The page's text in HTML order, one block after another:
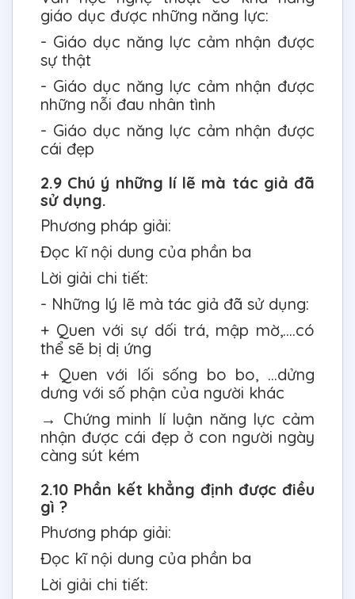
giáo dục được những năng lực:
- Giáo dục năng lực cảm nhận được
sự thật
- Giáo dục năng lực cảm nhận được
những nỗi đau nhân tình
- Giáo dục năng lực cảm nhận được
cái đẹp
2.9 Chú ý những lí lẽ mà tác giả đã
sử dụng.
Phương pháp giải:
Đọc kĩ nội dung của phần ba
Lời giải chi tiết:
- Những lý lẽ mà tác giả đã sử dụng:
+ Quen với sự dối trá, mập mờ,….có
thể sẽ bị dị ứng
+ Quen với lối sống bo bo, …dửng
dưng với số phận của người khác
→ Chứng minh lí luận năng lực cảm
nhận được cái đẹp ở con người ngày
càng sút kém
2.10 Phần kết khẳng định được điều
gì ?
Phương pháp giải:
Đọc kĩ nội dung của phần ba
Lời giải chi tiết: